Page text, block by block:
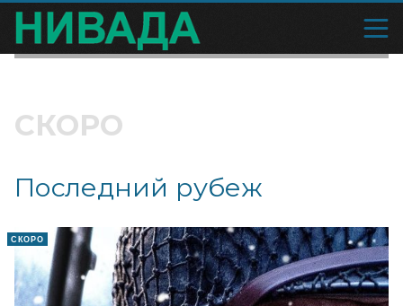
СКОРО
Последний рубеж
СКОРО